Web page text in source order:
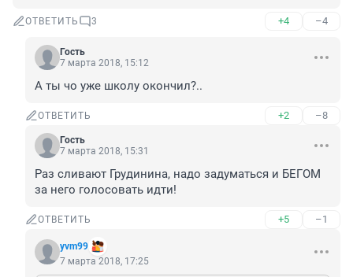
ОТВЕТИТЬ 3 +4 –4
Гость
7 марта 2018, 15:12
А ты чо уже школу окончил?..
ОТВЕТИТЬ +2 –8
Гость
7 марта 2018, 15:31
Раз сливают Грудинина, надо задуматься и БЕГОМ
за него голосовать идти!
ОТВЕТИТЬ +5 –1
yvm99
7 марта 2018, 17:25